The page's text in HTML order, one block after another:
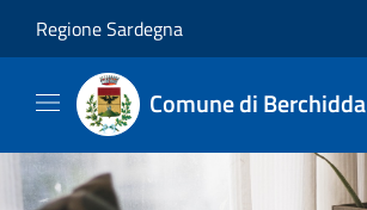
Regione Sardegna
Comune di Berchidda